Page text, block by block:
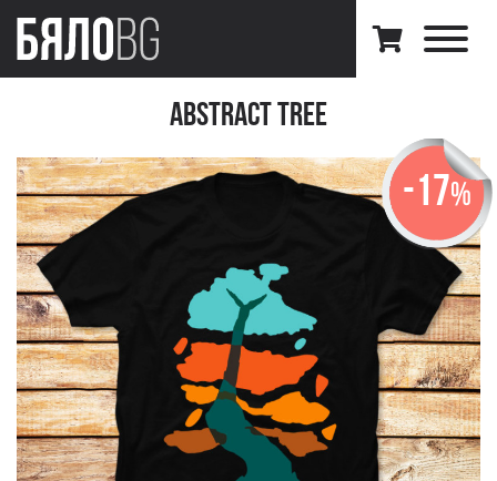
Abstract tree
-17%